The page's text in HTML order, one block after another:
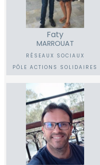
Faty
MARROUAT
RÉSEAUX SOCIAUX
PÔLE ACTIONS SOLIDAIRES